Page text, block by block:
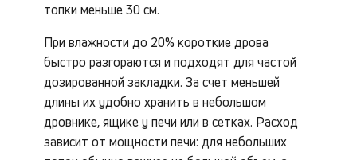
топки меньше 30 см.
При влажности до 20% короткие дрова
быстро разгораются и подходят для частой
дозированной закладки. За счет меньшей
длины их удобно хранить в небольшом
дровнике, ящике у печи или в сетках. Расход
зависит от мощности печи: для небольших